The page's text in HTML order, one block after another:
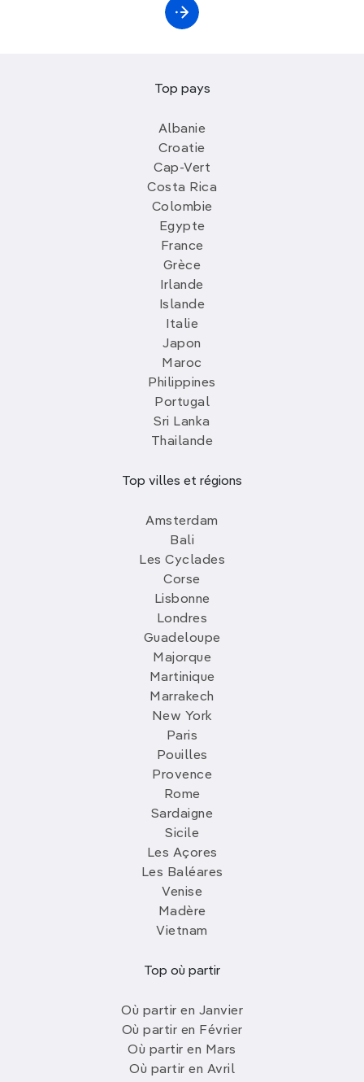
Top pays
Albanie
Croatie
Cap-Vert
Costa Rica
Colombie
Egypte
France
Grèce
Irlande
Islande
Italie
Japon
Maroc
Philippines
Portugal
Sri Lanka
Thailande
Top villes et régions
Amsterdam
Bali
Les Cyclades
Corse
Lisbonne
Londres
Guadeloupe
Majorque
Martinique
Marrakech
New York
Paris
Pouilles
Provence
Rome
Sardaigne
Sicile
Les Açores
Les Baléares
Venise
Madère
Vietnam
Top où partir
Où partir en Janvier
Où partir en Février
Où partir en Mars
Où partir en Avril